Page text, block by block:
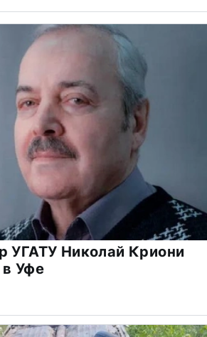
УГАТУ Николай Криони
в Уфе